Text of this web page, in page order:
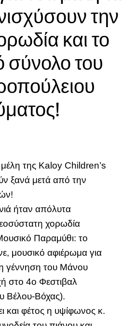
την
και το
σύνολο του
της Kaloy Children’s
ξανά μετά από την
ήταν απόλυτα
χορωδία
Παραμύθι: το
μουσικό αφιέρωμα για
γέννηση του Μάνου
στο 4ο Φεστιβαλ
Βέλου-Βόχας).
και φέτος η υψίφωνος κ.